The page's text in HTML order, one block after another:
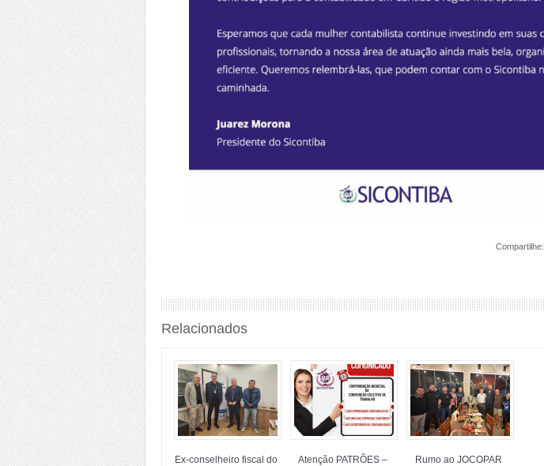
Compartilhe:
Relacionados
Ex-conselheiro fiscal do
Atenção PATRÕES –
Rumo ao JOCOPAR